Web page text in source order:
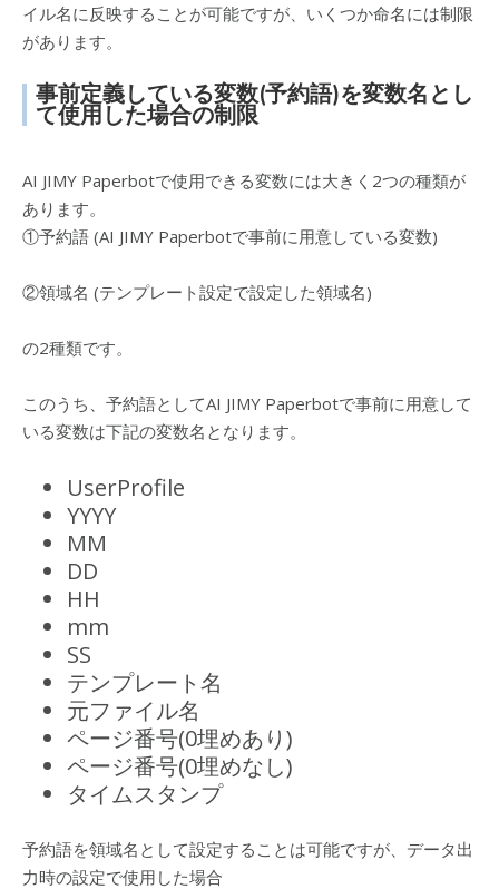
イル名に反映することが可能ですが、いくつか命名には制限
があります。
事前定義している変数(予約語)を変数名とし
て使用した場合の制限
AI JIMY Paperbotで使用できる変数には大きく2つの種類が
あります。
①予約語 (AI JIMY Paperbotで事前に用意している変数)
②領域名 (テンプレート設定で設定した領域名)
の2種類です。
このうち、予約語としてAI JIMY Paperbotで事前に用意して
いる変数は下記の変数名となります。
UserProfile
YYYY
MM
DD
HH
mm
SS
テンプレート名
元ファイル名
ページ番号(0埋めあり)
ページ番号(0埋めなし)
タイムスタンプ
予約語を領域名として設定することは可能ですが、データ出
力時の設定で使用した場合